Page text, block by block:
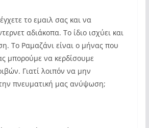
το εμαιλ σας και να
αδιάκοπα. Το ίδιο ισχύει και
Το Ραμαζάνι είναι ο μήνας που
μπορούμε να κερδίσουμε
Γιατί λοιπόν να μην
πνευματική μας ανύψωση;